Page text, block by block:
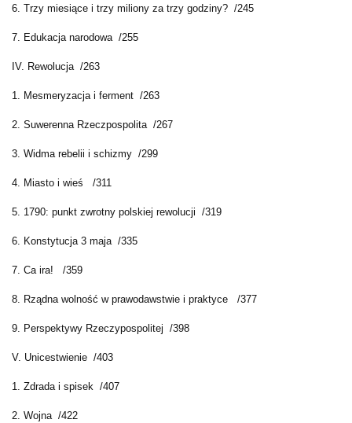
6. Trzy miesiące i trzy miliony za trzy godziny? /245
7. Edukacja narodowa /255
IV. Rewolucja /263
1. Mesmeryzacja i ferment /263
2. Suwerenna Rzeczpospolita /267
3. Widma rebelii i schizmy /299
4. Miasto i wieś /311
5. 1790: punkt zwrotny polskiej rewolucji /319
6. Konstytucja 3 maja /335
7. Ca ira! /359
8. Rządna wolność w prawodawstwie i praktyce /377
9. Perspektywy Rzeczypospolitej /398
V. Unicestwienie /403
1. Zdrada i spisek /407
2. Wojna /422